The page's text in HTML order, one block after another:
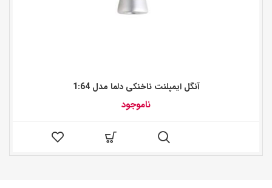
آنگل ایمپلنت ناخنکی دلما مدل 1:64
ناموجود